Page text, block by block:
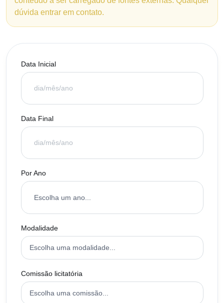
dúvida entrar em contato.
Data Inicial
Data Final
Por Ano
Modalidade
Comissão licitatória